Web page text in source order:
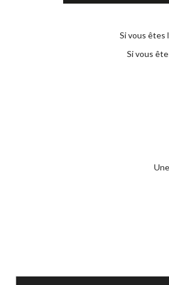
Si vous êtes
Si vous